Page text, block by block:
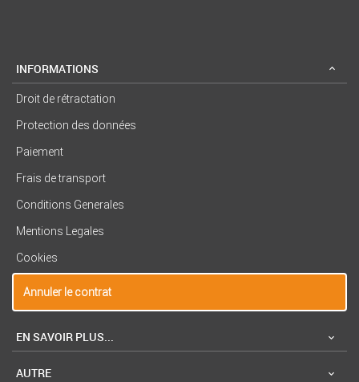
INFORMATIONS
Droit de rétractation
Protection des données
Paiement
Frais de transport
Conditions Generales
Mentions Legales
Cookies
Annuler le contrat
EN SAVOIR PLUS...
AUTRE